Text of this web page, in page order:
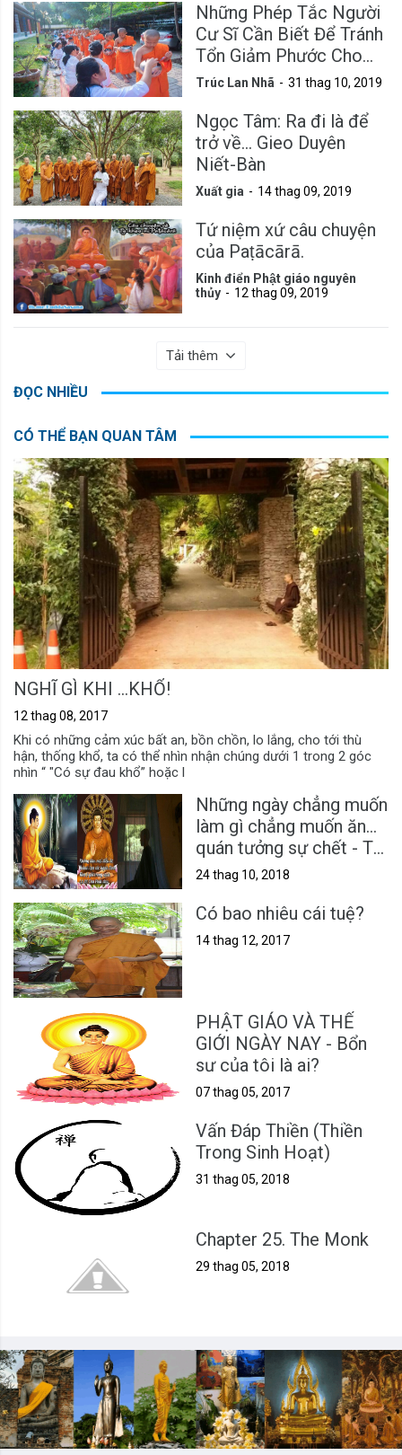
Những Phép Tắc Người
Cư Sĩ Cần Biết Để Tránh
Tổn Giảm Phước Cho
Mình
Trúc Lan Nhã 31 thag 10, 2019
Ngọc Tâm: Ra đi là để
trở về... Gieo Duyên
Niết-Bàn
Xuất gia 14 thag 09, 2019
Tứ niệm xứ câu chuyện
của Paṭācārā.
Kinh điển Phật giáo nguyên
thủy
12 thag 09, 2019
Tải thêm
ĐỌC NHIỀU
CÓ THỂ BẠN QUAN TÂM
NGHĨ GÌ KHI ...KHỔ!
12 thag 08, 2017
Khi có những cảm xúc bất an, bồn chồn, lo lắng, cho tới thù
hận, thống khổ, ta có thể nhìn nhận chúng dưới 1 trong 2 góc
nhìn “ "Có sự đau khổ” hoặc l
Những ngày chẳng muốn
làm gì chẳng muốn ăn...
quán tưởng sự chết - Tu
nữ Tịnh Tín
24 thag 10, 2018
Có bao nhiêu cái tuệ?
14 thag 12, 2017
PHẬT GIÁO VÀ THẾ
GIỚI NGÀY NAY - Bổn
sư của tôi là ai?
07 thag 05, 2017
Vấn Đáp Thiền (Thiền
Trong Sinh Hoạt)
31 thag 05, 2018
Chapter 25. The Monk
29 thag 05, 2018